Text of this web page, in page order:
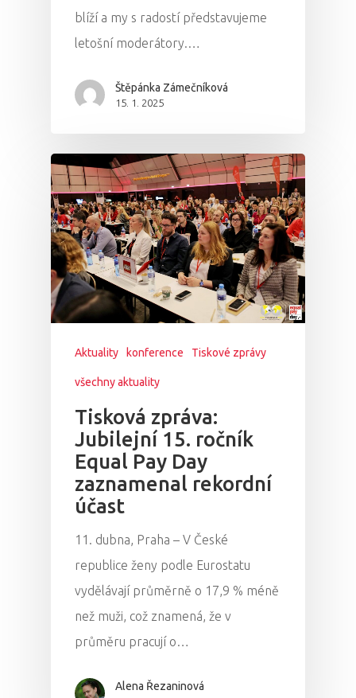
blíží a my s radostí představujeme
letošní moderátory.…
Štěpánka Zámečníková
15. 1. 2025
Aktuality konference Tiskové zprávy
všechny aktuality
Tisková zpráva:
Jubilejní 15. ročník
Equal Pay Day
zaznamenal rekordní
účast
11. dubna, Praha – V České
republice ženy podle Eurostatu
vydělávají průměrně o 17,9 % méně
než muži, což znamená, že v
průměru pracují o…
Alena Řezaninová